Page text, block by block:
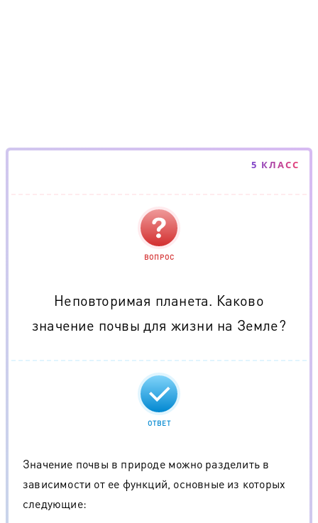
5 КЛАСС
ВОПРОС
Неповторимая планета. Каково
значение почвы для жизни на Земле?
ОТВЕТ
Значение почвы в природе можно разделить в
зависимости от ее функций, основные из которых
следующие: